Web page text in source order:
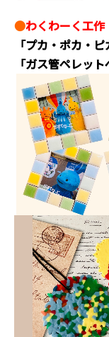
●わくわーく工作
「プカ・ポカ・
「ガス管ペレット